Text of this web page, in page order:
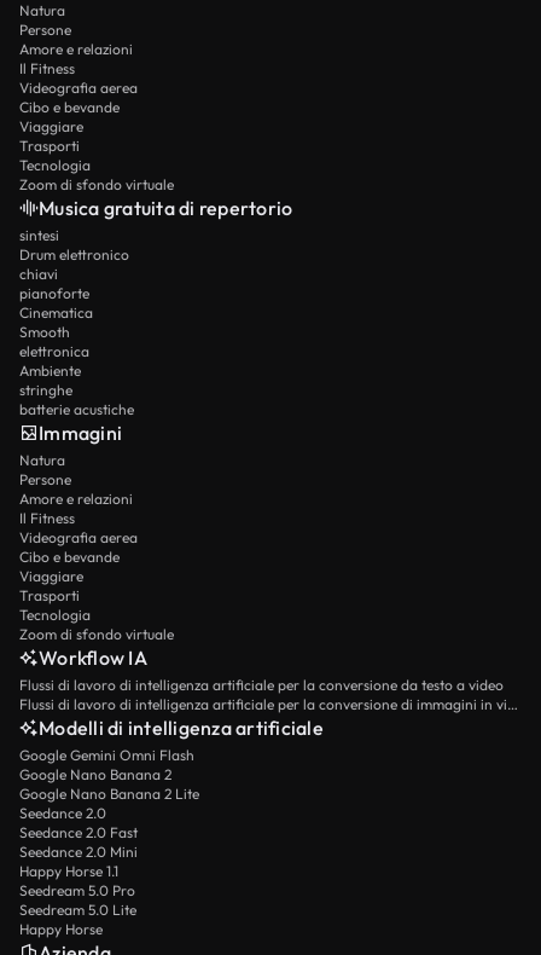
Natura
Persone
Amore e relazioni
Il Fitness
Videografia aerea
Cibo e bevande
Viaggiare
Trasporti
Tecnologia
Zoom di sfondo virtuale
Musica gratuita di repertorio
sintesi
Drum elettronico
chiavi
pianoforte
Cinematica
Smooth
elettronica
Ambiente
stringhe
batterie acustiche
Immagini
Natura
Persone
Amore e relazioni
Il Fitness
Videografia aerea
Cibo e bevande
Viaggiare
Trasporti
Tecnologia
Zoom di sfondo virtuale
Workflow IA
Flussi di lavoro di intelligenza artificiale per la conversione da testo a video
Flussi di lavoro di intelligenza artificiale per la conversione di immagini in video
Modelli di intelligenza artificiale
Google Gemini Omni Flash
Google Nano Banana 2
Google Nano Banana 2 Lite
Seedance 2.0
Seedance 2.0 Fast
Seedance 2.0 Mini
Happy Horse 1.1
Seedream 5.0 Pro
Seedream 5.0 Lite
Happy Horse